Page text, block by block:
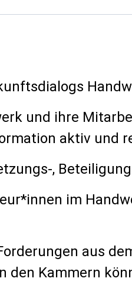
und ihre
aktiv und
,
im
aus
den Kammern